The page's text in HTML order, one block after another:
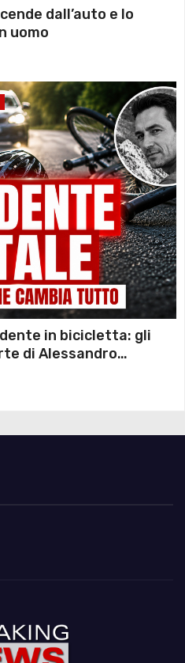
dall’auto e lo
uomo
in bicicletta: gli
di Alessandro